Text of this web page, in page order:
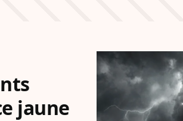
jaune